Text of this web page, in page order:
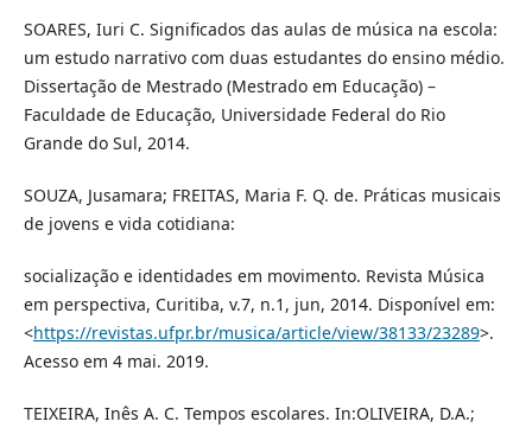
SOARES, Iuri C. Significados das aulas de música na escola:
um estudo narrativo com duas estudantes do ensino médio.
Dissertação de Mestrado (Mestrado em Educação) –
Faculdade de Educação, Universidade Federal do Rio
Grande do Sul, 2014.
SOUZA, Jusamara; FREITAS, Maria F. Q. de. Práticas musicais
de jovens e vida cotidiana:
socialização e identidades em movimento. Revista Música
em perspectiva, Curitiba, v.7, n.1, jun, 2014. Disponível em:
<https://revistas.ufpr.br/musica/article/view/38133/23289>.
Acesso em 4 mai. 2019.
TEIXEIRA, Inês A. C. Tempos escolares. In:OLIVEIRA, D.A.;